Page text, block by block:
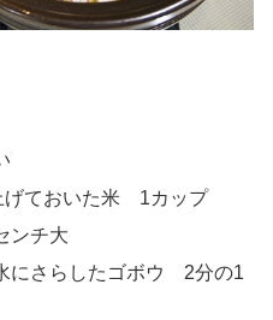
げておいた米 1カップ
ンチ大
にさらしたゴボウ 2分の1